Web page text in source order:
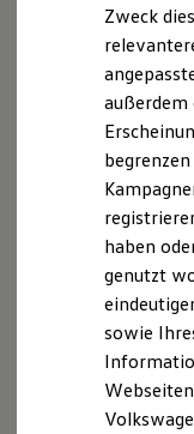
Angebotene
Forschung und
Marketing und
Presse und
und Investor
Zweck
außerdem
haben
genutzt
sowie